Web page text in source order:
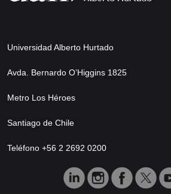
Universidad Alberto Hurtado
Avda. Bernardo O’Higgins 1825
Metro Los Héroes
Santiago de Chile
Teléfono +56 2 2692 0200